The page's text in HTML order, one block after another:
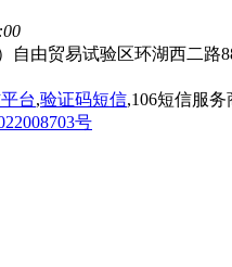
自由贸易试验区环湖西二路
台,验证码短信,106短信服务
号